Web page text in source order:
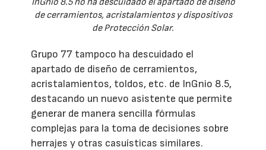
de cerramientos, acristalamientos y dispositivos
de Protección Solar.
Grupo 77 tampoco ha descuidado el
apartado de diseño de cerramientos,
acristalamientos, toldos, etc. de InGnio 8.5,
destacando un nuevo asistente que permite
generar de manera sencilla fórmulas
complejas para la toma de decisiones sobre
herrajes y otras casuísticas similares.